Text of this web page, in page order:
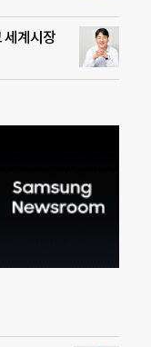
세계시장